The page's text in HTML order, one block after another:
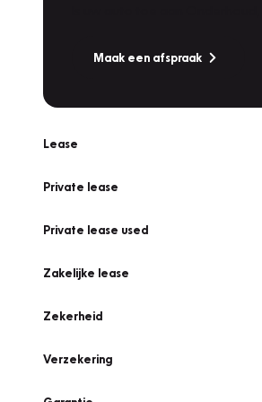
Maak een afspraak
Lease
Private lease
Private lease used
Zakelijke lease
Zekerheid
Verzekering